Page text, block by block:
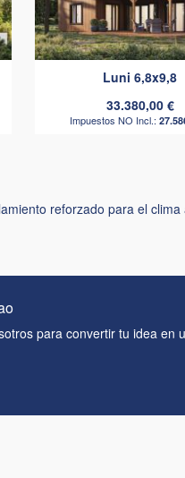
comparar
Luni 6,8x9,8
33.380,00 €
reforzado para el
para convertir tu idea en